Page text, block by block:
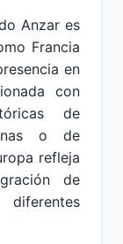
Anzar es
Francia
en
con
de
o de
refleja
de